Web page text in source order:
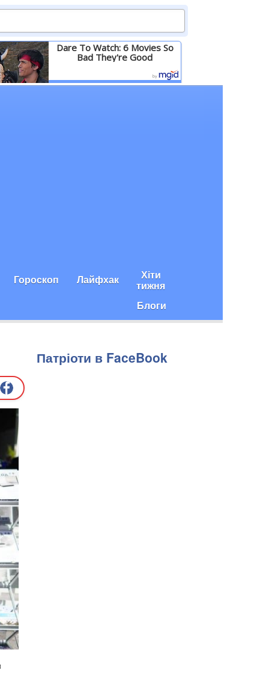
Dare To Watch: 6 Movies So
Bad They're Good
Детальніше
Гороскоп Лайфхак Хіти
тижня
Блоги
Патріоти в FaceBook